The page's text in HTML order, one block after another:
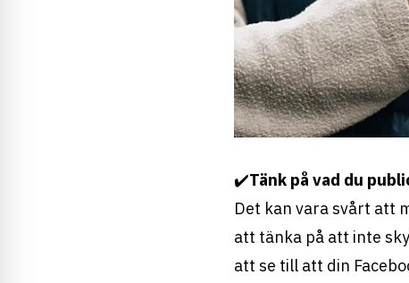
✔️Tänk på vad du
Det kan vara svårt att
att tänka på att inte
att se till att din